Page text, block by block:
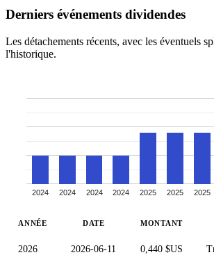
Derniers événements dividendes
Les détachements récents, avec les éventuels
l'historique.
2024 2024 2024 2024 2025 2025 2025
ANNÉE DATE MONTANT
2026 2026-06-11 0,440 $US